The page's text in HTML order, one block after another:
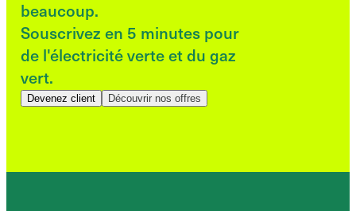
beaucoup.
Souscrivez en 5 minutes pour
de l'électricité verte et du gaz
vert.
Devenez client Découvrir nos offres